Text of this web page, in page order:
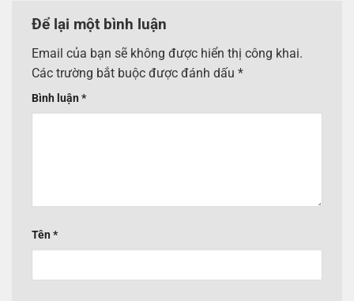
Để lại một bình luận
Email của bạn sẽ không được hiển thị công khai.
Các trường bắt buộc được đánh dấu *
Bình luận *
Tên *